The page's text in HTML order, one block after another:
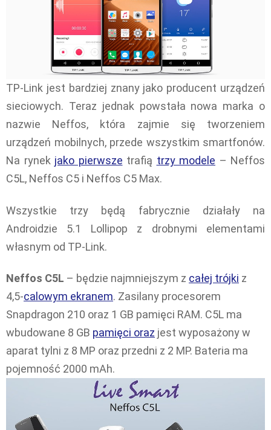
TP-Link jest bardziej znany jako producent urządzeń
sieciowych. Teraz jednak powstała nowa marka o
nazwie Neffos, która zajmie się tworzeniem
urządzeń mobilnych, przede wszystkim smartfonów.
Na rynek jako pierwsze trafią trzy modele – Neffos
C5L, Neffos C5 i Neffos C5 Max.
Wszystkie trzy będą fabrycznie działały na
Androidzie 5.1 Lollipop z drobnymi elementami
własnym od TP-Link.
Neffos C5L – będzie najmniejszym z całej trójki z
4,5-calowym ekranem. Zasilany procesorem
Snapdragon 210 oraz 1 GB pamięci RAM. C5L ma
wbudowane 8 GB pamięci oraz jest wyposażony w
aparat tylni z 8 MP oraz przedni z 2 MP. Bateria ma
pojemność 2000 mAh.